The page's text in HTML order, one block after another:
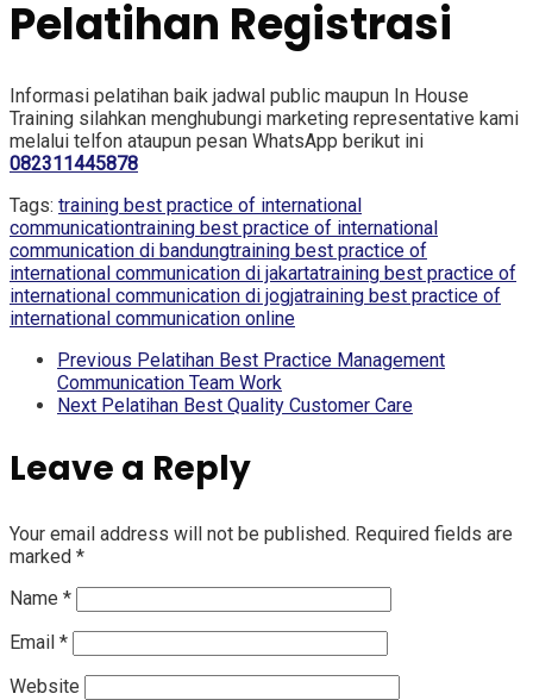
Pelatihan Registrasi
Informasi pelatihan baik jadwal public maupun In House
Training silahkan menghubungi marketing representative kami
melalui telfon ataupun pesan WhatsApp berikut ini
082311445878
Tags: training best practice of international
communicationtraining best practice of international
communication di bandungtraining best practice of
international communication di jakartatraining best practice of
international communication di jogjatraining best practice of
international communication online
Previous Pelatihan Best Practice Management
Communication Team Work
Next Pelatihan Best Quality Customer Care
Leave a Reply
Your email address will not be published. Required fields are
marked *
Name *
Email *
Website